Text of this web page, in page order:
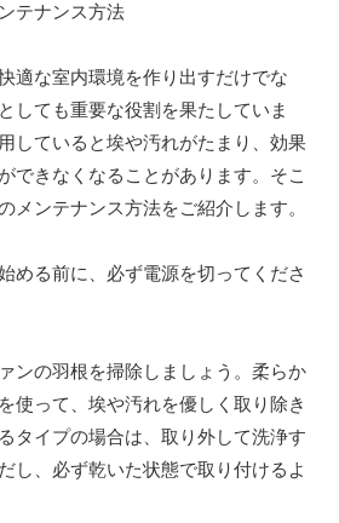
テナンス方法
適な室内環境を作り出すだけでな
しても重要な役割を果たしていま
していると埃や汚れがたまり、効果
できなくなることがあります。そこ
メンテナンス方法をご紹介します。
める前に、必ず電源を切ってくださ
ンの羽根を掃除しましょう。柔らか
使って、埃や汚れを優しく取り除き
タイプの場合は、取り外して洗浄す
し、必ず乾いた状態で取り付けるよ